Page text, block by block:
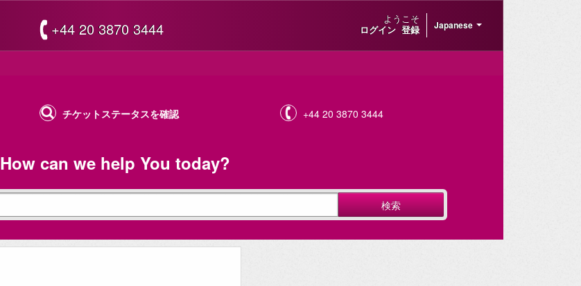
+44 20 3870 3444 Japanese
ようこそ
ログイン 登録
チケットステータスを確認 +44 20 3870 3444
How can we help You today?
検索